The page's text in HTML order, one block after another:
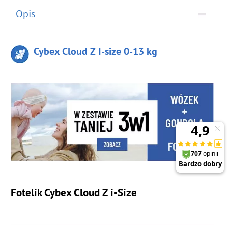
Opis
Cybex Cloud Z I-size 0-13 kg
Fotelik Cybex Cloud Z i-Size